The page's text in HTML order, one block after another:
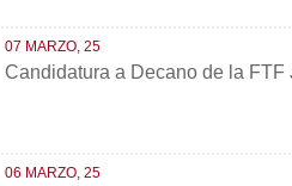
07 MARZO, 25
Candidatura a Decano de la
06 MARZO, 25